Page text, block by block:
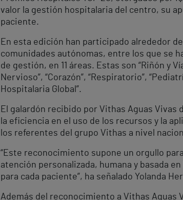
valor la gestión hospitalaria del centro, su
paciente.
En esta edición han participado alrededor
comunidades autónomas, entre los que se
de gestión, en 11 áreas. Estas son “Riñón y
Nervioso”, “Corazón”, “Respiratorio”,
Hospitalaria Global”.
El galardón recibido por Vithas Aguas
la eficiencia en el uso de los recursos y la
los referentes del grupo Vithas a nivel
“Este reconocimiento supone un orgullo
atención personalizada, humana y basada
para cada paciente”, ha señalado Yolanda
Además del reconocimiento a Vithas Aguas